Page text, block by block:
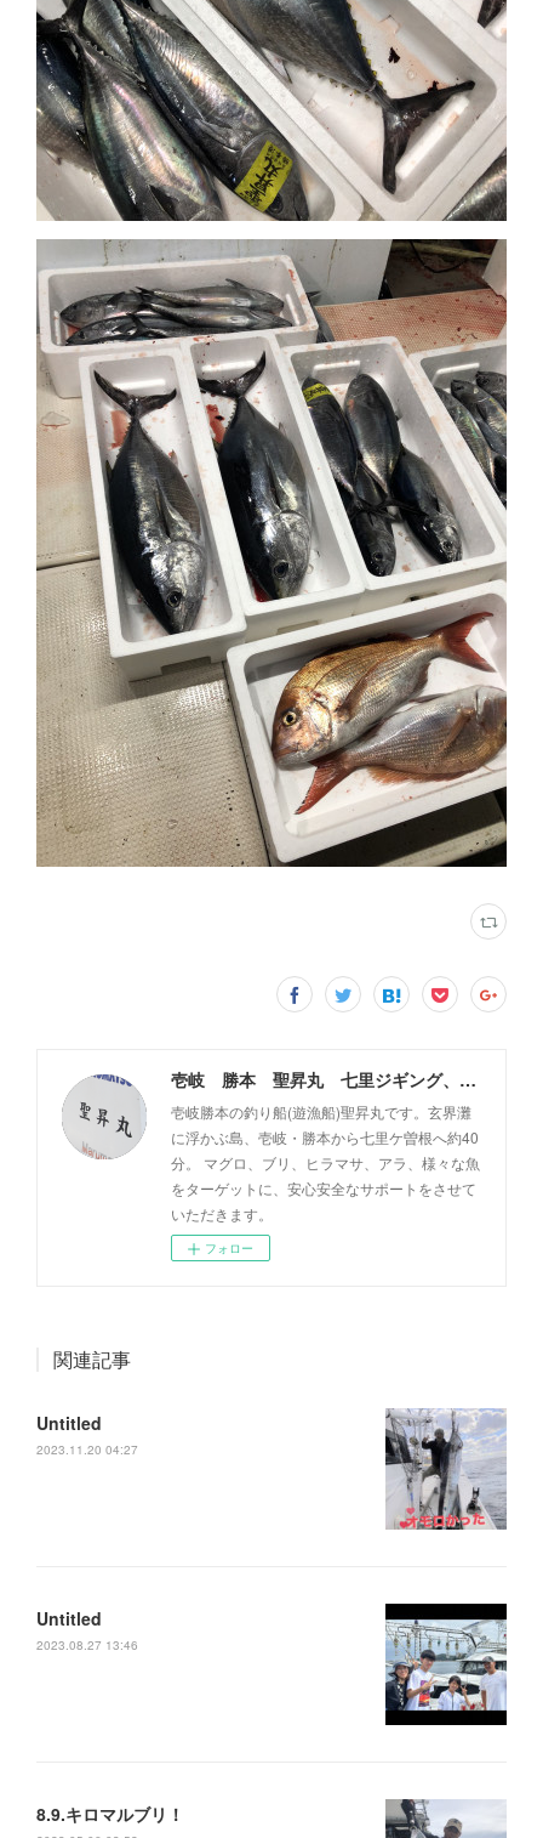
壱岐 勝本 聖昇丸 七里ジギング、タイラバ
壱岐勝本の釣り船(遊漁船)聖昇丸です。玄界灘
に浮かぶ島、壱岐・勝本から七里ケ曽根へ約40
分。 マグロ、ブリ、ヒラマサ、アラ、様々な魚
をターゲットに、安心安全なサポートをさせて
いただきます。
フォロー
関連記事
Untitled
2023.11.20 04:27
Untitled
2023.08.27 13:46
8.9.キロマルブリ！